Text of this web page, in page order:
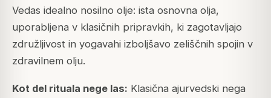
Vedas idealno nosilno olje: ista osnovna olja,
uporabljena v klasičnih pripravkih, ki zagotavljajo
združljivost in yogavahi izboljšavo zeliščnih spojin v
zdravilnem olju.
Kot del rituala nege las: Klasična ajurvedski nega